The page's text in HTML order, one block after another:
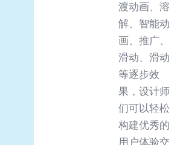
渡动画、溶
解、智能动
画、推广、
滑动、滑动
等逐步效
果，设计师
们可以轻松
构建优秀的
用户体验交